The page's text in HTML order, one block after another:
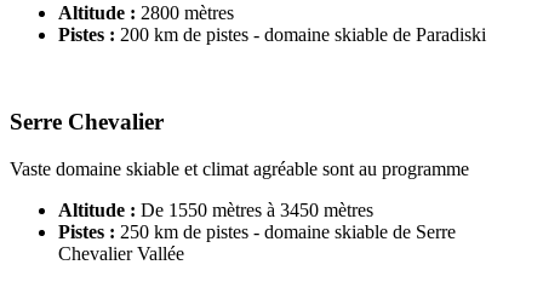
Altitude : 2800 mètres
Pistes : 200 km de pistes - domaine skiable de Paradiski
Serre Chevalier
Vaste domaine skiable et climat agréable sont au programme
Altitude : De 1550 mètres à 3450 mètres
Pistes : 250 km de pistes - domaine skiable de Serre
Chevalier Vallée